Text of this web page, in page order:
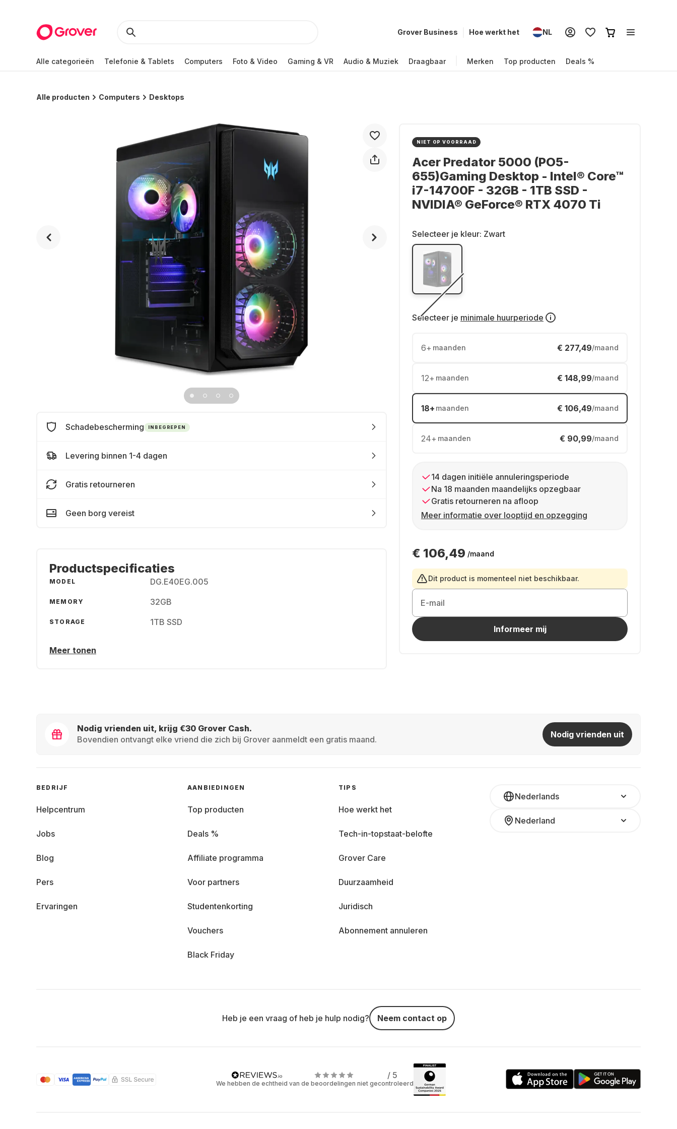
Grover Business Hoe werkt het NL
Alle categorieën Telefonie & Tablets Computers Foto & Video Gaming & VR Audio & Muziek Draagbaar Merken Top producten Deals %
Alle producten Computers Desktops
NIET OP VOORRAAD
Acer Predator 5000 (PO5-
655)Gaming Desktop - Intel® Core™
i7-14700F - 32GB - 1TB SSD -
NVIDIA® GeForce® RTX 4070 Ti
Selecteer je kleur: Zwart
Selecteer je minimale huurperiode
6+ maanden € 277,49/maand
12+ maanden € 148,99/maand
18+ maanden € 106,49/maand
24+ maanden € 90,99/maand
14 dagen initiële annuleringsperiode
Na 18 maanden maandelijks opzegbaar
Gratis retourneren na afloop
Meer informatie over looptijd en opzegging
€ 106,49 /maand
Dit product is momenteel niet beschikbaar.
E-mail
Informeer mij
Schadebescherming INBEGREPEN
Levering binnen 1-4 dagen
Gratis retourneren
Geen borg vereist
Productspecificaties
MODEL DG.E40EG.005
MEMORY 32GB
STORAGE 1TB SSD
Meer tonen
Nodig vrienden uit, krijg €30 Grover Cash.
Bovendien ontvangt elke vriend die zich bij Grover aanmeldt een gratis maand.
Nodig vrienden uit
Nederlands
Nederland
BEDRIJF
Helpcentrum
Jobs
Blog
Pers
Ervaringen
AANBIEDINGEN
Top producten
Deals %
Affiliate programma
Voor partners
Studentenkorting
Vouchers
Black Friday
TIPS
Hoe werkt het
Tech-in-topstaat-belofte
Grover Care
Duurzaamheid
Juridisch
Abonnement annuleren
Heb je een vraag of heb je hulp nodig? Neem contact op
/ 5
We hebben de echtheid van de beoordelingen niet gecontroleerd